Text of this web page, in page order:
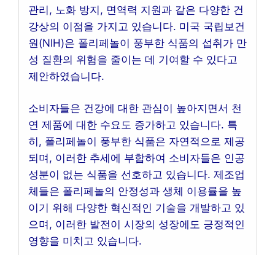
관리, 노화 방지, 면역력 지원과 같은 다양한 건
강상의 이점을 가지고 있습니다. 미국 국립보건
원(NIH)은 폴리페놀이 풍부한 식품의 섭취가 만
성 질환의 위험을 줄이는 데 기여할 수 있다고
제안하였습니다.
소비자들은 건강에 대한 관심이 높아지면서 천
연 제품에 대한 수요도 증가하고 있습니다. 특
히, 폴리페놀이 풍부한 식품은 자연적으로 제공
되며, 이러한 추세에 부합하여 소비자들은 인공
성분이 없는 식품을 선호하고 있습니다. 제조업
체들은 폴리페놀의 안정성과 생체 이용률을 높
이기 위해 다양한 혁신적인 기술을 개발하고 있
으며, 이러한 발전이 시장의 성장에도 긍정적인
영향을 미치고 있습니다.